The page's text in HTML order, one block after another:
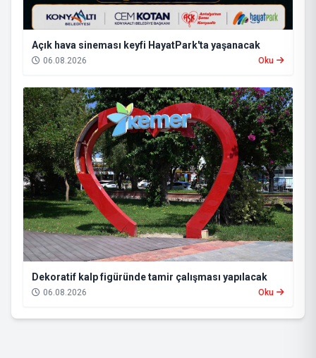
Açık hava sineması keyfi HayatPark'ta yaşanacak
06.08.2026 Oku
Dekoratif kalp figüründe tamir çalışması yapılacak
06.08.2026 Oku